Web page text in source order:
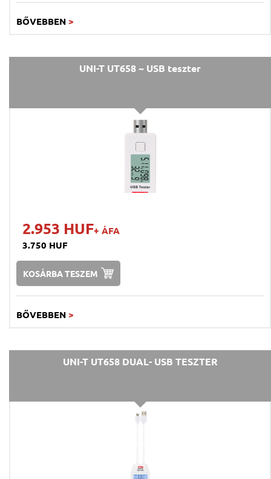
BŐVEBBEN >
UNI-T UT658 ~ USB teszter
2.953 HUF+ ÁFA
3.750 HUF
KOSÁRBA TESZEM
BŐVEBBEN >
UNI-T UT658 DUAL- USB TESZTER